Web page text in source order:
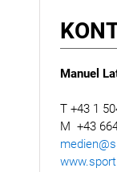
Manuel
T +43 1
M +43